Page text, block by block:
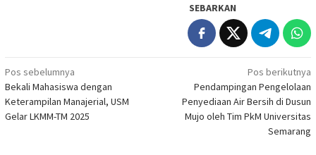
SEBARKAN
Navigasi
pos
Pos sebelumnya
Bekali Mahasiswa dengan
Keterampilan Manajerial, USM
Gelar LKMM-TM 2025
Pos berikutnya
Pendampingan Pengelolaan
Penyediaan Air Bersih di Dusun
Mujo oleh Tim PkM Universitas
Semarang